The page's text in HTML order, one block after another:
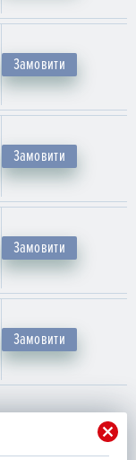
Замовити
Замовити
Замовити
Замовити